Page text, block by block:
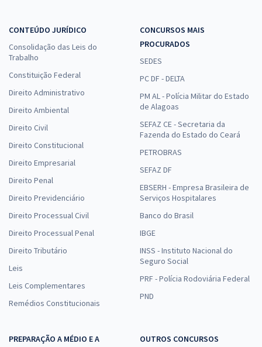
CONTEÚDO JURÍDICO
Consolidação das Leis do
Trabalho
Constituição Federal
Direito Administrativo
Direito Ambiental
Direito Civil
Direito Constitucional
Direito Empresarial
Direito Penal
Direito Previdenciário
Direito Processual Civil
Direito Processual Penal
Direito Tributário
Leis
Leis Complementares
Remédios Constitucionais
CONCURSOS MAIS
PROCURADOS
SEDES
PC DF - DELTA
PM AL - Polícia Militar do Estado
de Alagoas
SEFAZ CE - Secretaria da
Fazenda do Estado do Ceará
PETROBRAS
SEFAZ DF
EBSERH - Empresa Brasileira de
Serviços Hospitalares
Banco do Brasil
IBGE
INSS - Instituto Nacional do
Seguro Social
PRF - Polícia Rodoviária Federal
PND
PREPARAÇÃO A MÉDIO E A
OUTROS CONCURSOS